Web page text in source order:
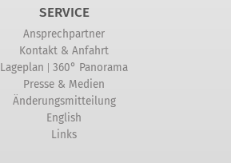
SERVICE
Ansprechpartner
Kontakt & Anfahrt
Lageplan | 360° Panorama
Presse & Medien
Änderungsmitteilung
English
Links